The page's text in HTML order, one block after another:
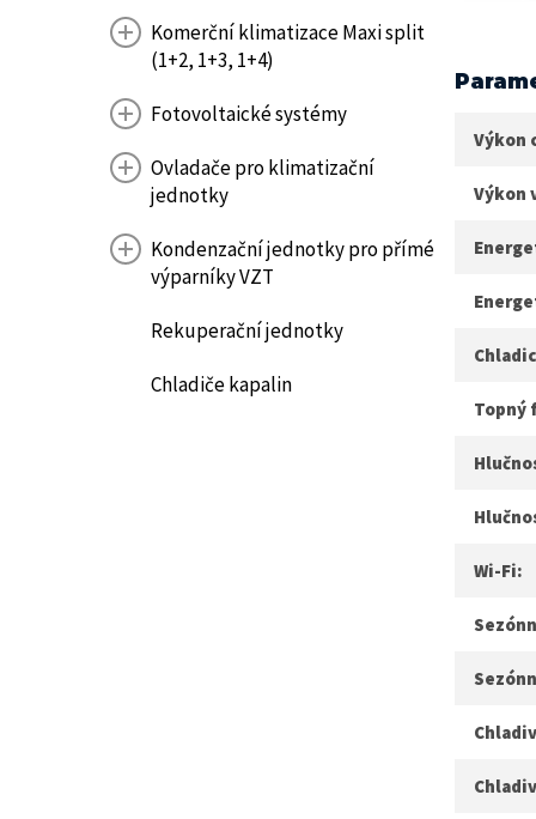
Komerční klimatizace Maxi split
(1+2, 1+3, 1+4)
Fotovoltaické systémy
Ovladače pro klimatizační
jednotky
Kondenzační jednotky pro přímé
výparníky VZT
Rekuperační jednotky
Chladiče kapalin
Výkon
Výkon
Topný
Wi-Fi: